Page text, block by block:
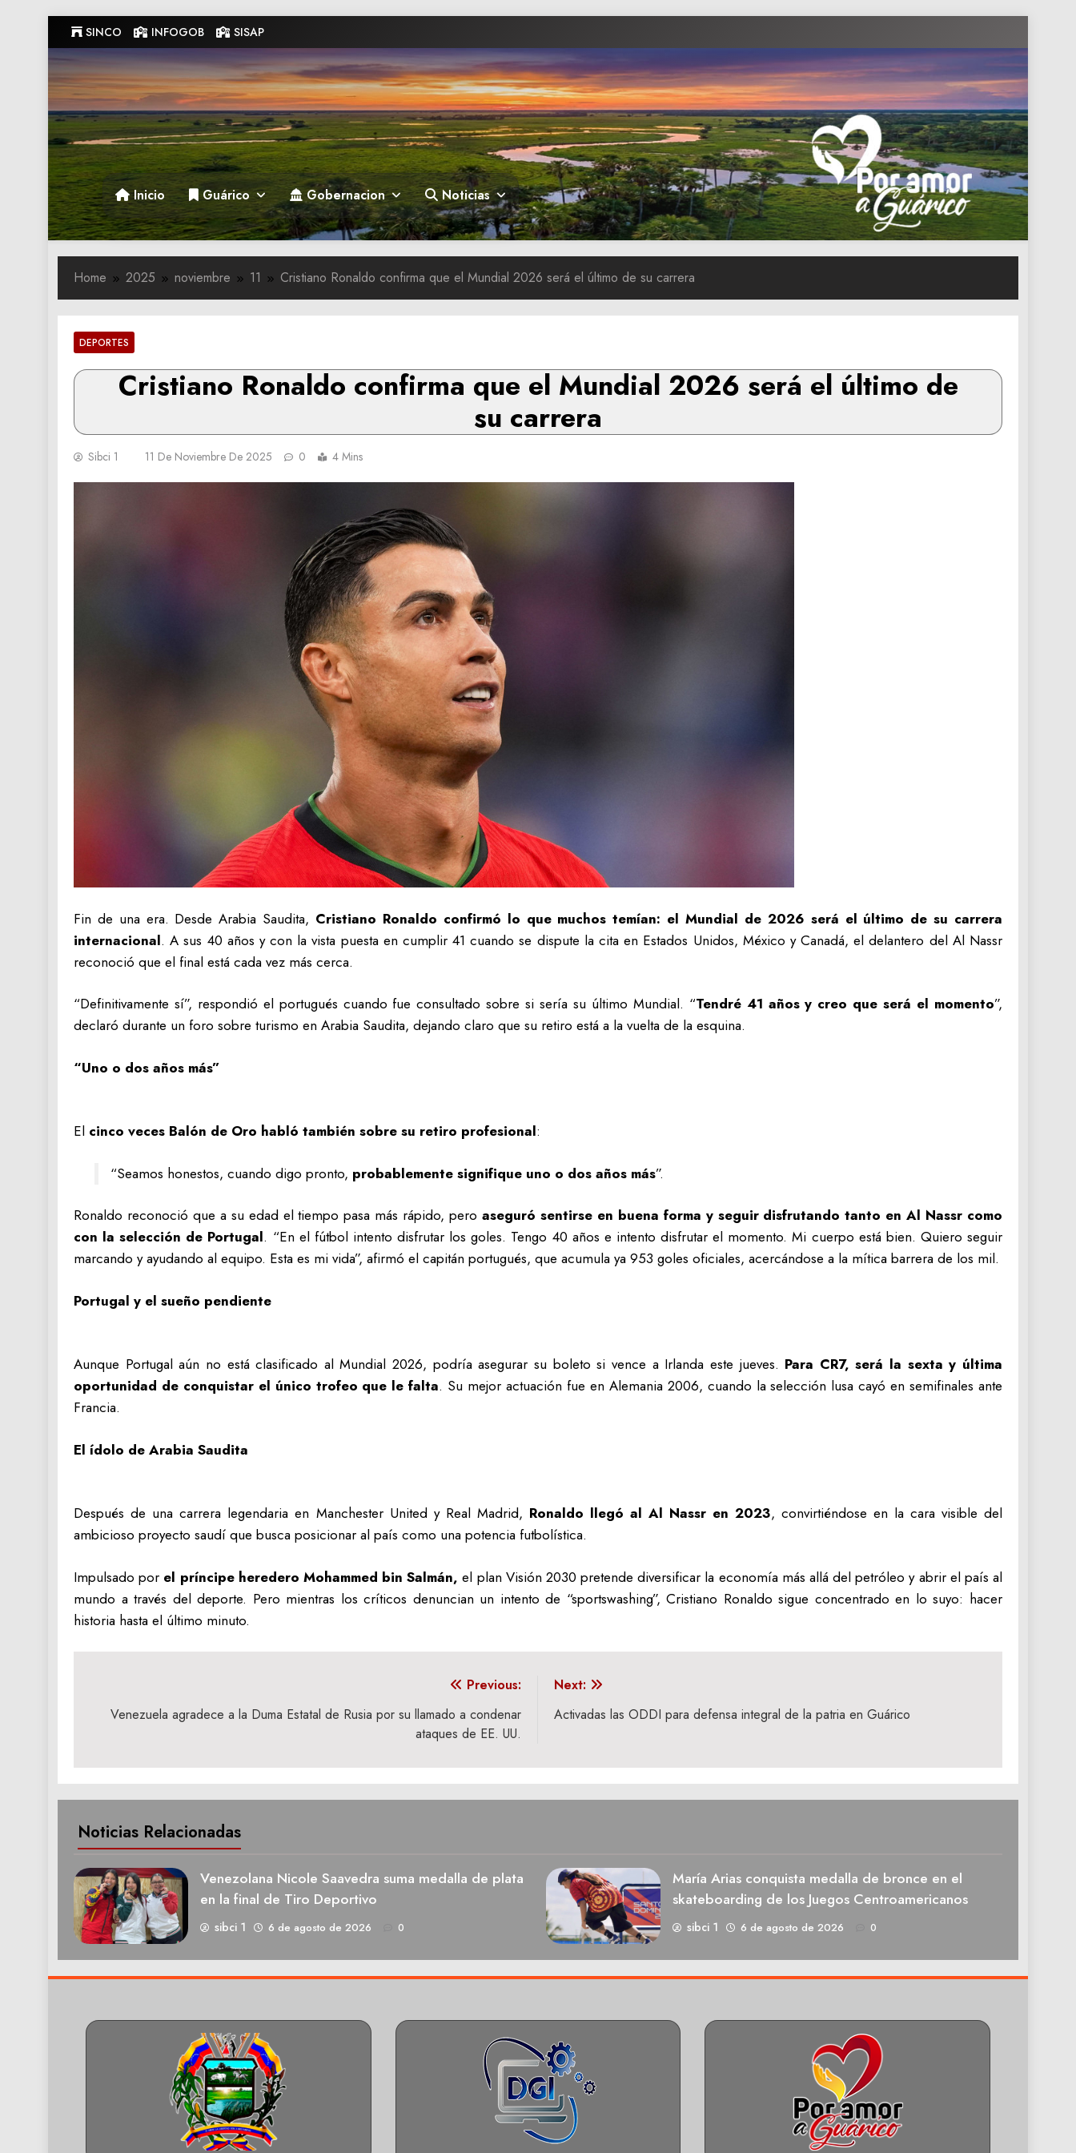
to
content
SINCO INFOGOB SISAP
Gobernacion de Guarico
Gobernacion de Guarico
Inicio Guárico Gobernacion Noticias
Home 2025 noviembre 11 Cristiano Ronaldo confirma que el Mundial 2026 será el último de su carrera
DEPORTES
Cristiano Ronaldo confirma que el Mundial 2026 será el último de
su carrera
Sibci 1 11 De Noviembre De 2025 0 4 Mins
Fin de una era. Desde Arabia Saudita, Cristiano Ronaldo confirmó lo que muchos temían: el Mundial de 2026 será el último de su carrera
internacional. A sus 40 años y con la vista puesta en cumplir 41 cuando se dispute la cita en Estados Unidos, México y Canadá, el delantero del Al Nassr
reconoció que el final está cada vez más cerca.
“Definitivamente sí”, respondió el portugués cuando fue consultado sobre si sería su último Mundial. “Tendré 41 años y creo que será el momento”,
declaró durante un foro sobre turismo en Arabia Saudita, dejando claro que su retiro está a la vuelta de la esquina.
“Uno o dos años más”
El cinco veces Balón de Oro habló también sobre su retiro profesional:
“Seamos honestos, cuando digo pronto, probablemente signifique uno o dos años más”.
Ronaldo reconoció que a su edad el tiempo pasa más rápido, pero aseguró sentirse en buena forma y seguir disfrutando tanto en Al Nassr como
con la selección de Portugal. “En el fútbol intento disfrutar los goles. Tengo 40 años e intento disfrutar el momento. Mi cuerpo está bien. Quiero seguir
marcando y ayudando al equipo. Esta es mi vida”, afirmó el capitán portugués, que acumula ya 953 goles oficiales, acercándose a la mítica barrera de los mil.
Portugal y el sueño pendiente
Aunque Portugal aún no está clasificado al Mundial 2026, podría asegurar su boleto si vence a Irlanda este jueves. Para CR7, será la sexta y última
oportunidad de conquistar el único trofeo que le falta. Su mejor actuación fue en Alemania 2006, cuando la selección lusa cayó en semifinales ante
Francia.
El ídolo de Arabia Saudita
Después de una carrera legendaria en Manchester United y Real Madrid, Ronaldo llegó al Al Nassr en 2023, convirtiéndose en la cara visible del
ambicioso proyecto saudí que busca posicionar al país como una potencia futbolística.
Impulsado por el príncipe heredero Mohammed bin Salmán, el plan Visión 2030 pretende diversificar la economía más allá del petróleo y abrir el país al
mundo a través del deporte. Pero mientras los críticos denuncian un intento de “sportswashing”, Cristiano Ronaldo sigue concentrado en lo suyo: hacer
historia hasta el último minuto.
de
Previous:
Venezuela agradece a la Duma Estatal de Rusia por su llamado a condenar
ataques de EE. UU.
Next:
Activadas las ODDI para defensa integral de la patria en Guárico
Noticias Relacionadas
Venezolana Nicole Saavedra suma medalla de plata
en la final de Tiro Deportivo
sibci 1 6 de agosto de 2026 0
María Arias conquista medalla de bronce en el
skateboarding de los Juegos Centroamericanos
sibci 1 6 de agosto de 2026 0